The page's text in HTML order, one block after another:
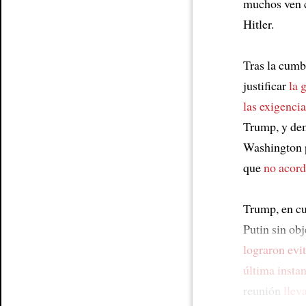
muchos ven
Hitler.
Tras la
justificarla
las
Trump, y
Washington
queno
Trump, en
Putin sin
lograron
última
reunión